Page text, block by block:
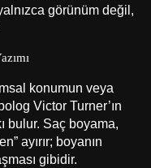
görünüm değil,
konumun veya
Victor Turner’ın
bulur. Saç boyama,
ayırır; boyanın
gibidir.